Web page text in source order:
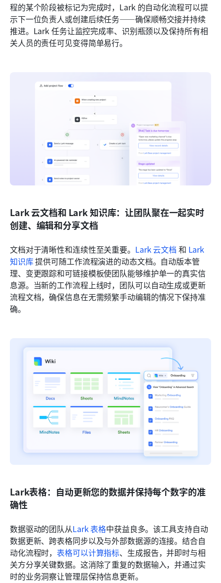
程的某个阶段被标记为完成时，Lark 的自动化流程可以提
示下一位负责人或创建后续任务——确保顺畅交接并持续
推进。Lark 任务让监控完成率、识别瓶颈以及保持所有相
关人员的责任可见变得简单易行。
Lark 云文档和 Lark 知识库：让团队聚在一起实时
创建、编辑和分享文档
文档对于清晰性和连续性至关重要。 Lark 云文档 和 Lark
知识库 提供可随工作流程演进的动态文档。自动版本管
理、变更跟踪和可链接模板使团队能够维护单一的真实信
息源。当新的工作流程上线时，团队可以自动生成或更新
流程文档，确保信息在无需频繁手动编辑的情况下保持准
确。
Lark表格：自动更新您的数据并保持每个数字的准
确性
数据驱动的团队从Lark 表格中获益良多。该工具支持自动
数据更新、跨表格同步以及与外部数据源的连接。结合自
动化流程时，表格可以计算指标、生成报告，并即时与相
关方分享关键数据。这消除了重复的数据输入，并通过实
时的业务洞察让管理层保持信息更新。